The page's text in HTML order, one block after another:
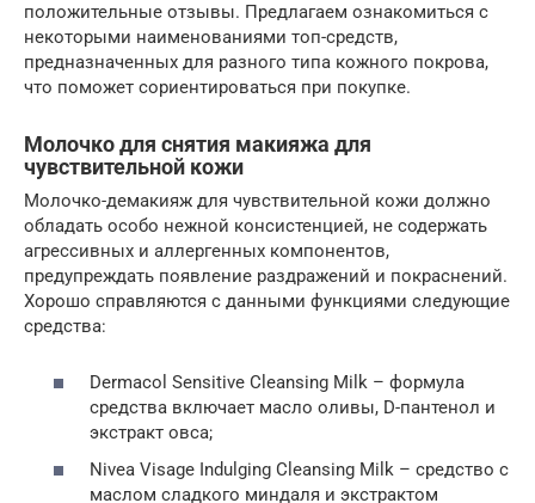
положительные отзывы. Предлагаем ознакомиться с
некоторыми наименованиями топ-средств,
предназначенных для разного типа кожного покрова,
что поможет сориентироваться при покупке.
Молочко для снятия макияжа для
чувствительной кожи
Молочко-демакияж для чувствительной кожи должно
обладать особо нежной консистенцией, не содержать
агрессивных и аллергенных компонентов,
предупреждать появление раздражений и покраснений.
Хорошо справляются с данными функциями следующие
средства:
Dermacol Sensitive Cleansing Milk – формула
средства включает масло оливы, D-пантенол и
экстракт овса;
Nivea Visage Indulging Cleansing Milk – средство с
маслом сладкого миндаля и экстрактом